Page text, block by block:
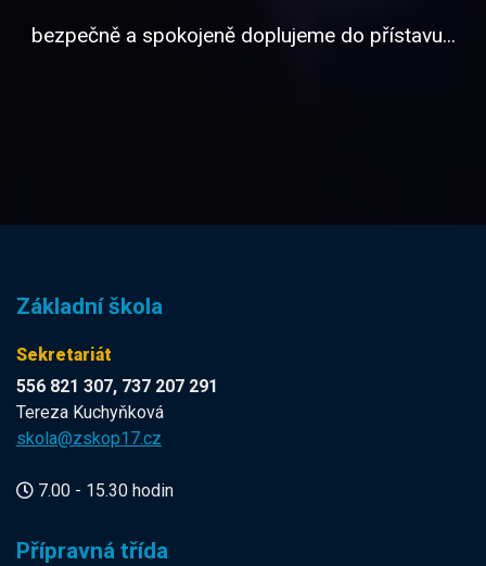
bezpečně a spokojeně doplujeme do přístavu...
Základní škola
Sekretariát
556 821 307, 737 207 291
Tereza Kuchyňková
skola@zskop17.cz
7.00 - 15.30 hodin
Přípravná třída